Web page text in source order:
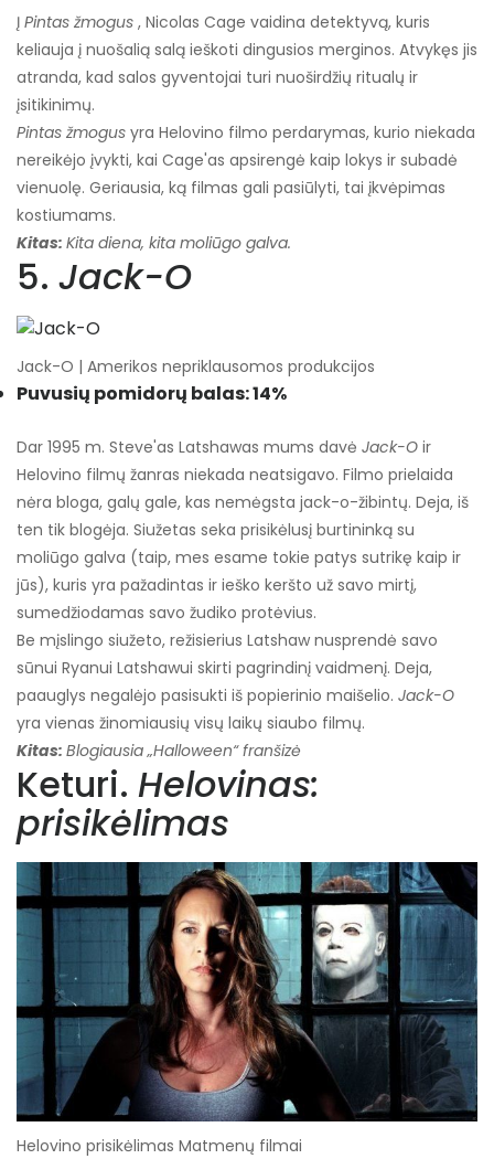
Į Pintas žmogus , Nicolas Cage vaidina detektyvą, kuris
keliauja į nuošalią salą ieškoti dingusios merginos. Atvykęs jis
atranda, kad salos gyventojai turi nuoširdžių ritualų ir
įsitikinimų.
Pintas žmogus yra Helovino filmo perdarymas, kurio niekada
nereikėjo įvykti, kai Cage'as apsirengė kaip lokys ir subadė
vienuolę. Geriausia, ką filmas gali pasiūlyti, tai įkvėpimas
kostiumams.
Kitas: Kita diena, kita moliūgo galva.
5. Jack-O
Jack-O | Amerikos nepriklausomos produkcijos
Puvusių pomidorų balas: 14%
Dar 1995 m. Steve'as Latshawas mums davė Jack-O ir
Helovino filmų žanras niekada neatsigavo. Filmo prielaida
nėra bloga, galų gale, kas nemėgsta jack-o-žibintų. Deja, iš
ten tik blogėja. Siužetas seka prisikėlusį burtininką su
moliūgo galva (taip, mes esame tokie patys sutrikę kaip ir
jūs), kuris yra pažadintas ir ieško keršto už savo mirtį,
sumedžiodamas savo žudiko protėvius.
Be mįslingo siužeto, režisierius Latshaw nusprendė savo
sūnui Ryanui Latshawui skirti pagrindinį vaidmenį. Deja,
paauglys negalėjo pasisukti iš popierinio maišelio. Jack-O
yra vienas žinomiausių visų laikų siaubo filmų.
Kitas: Blogiausia „Halloween“ franšizė
Keturi. Helovinas:
prisikėlimas
Helovino prisikėlimas Matmenų filmai